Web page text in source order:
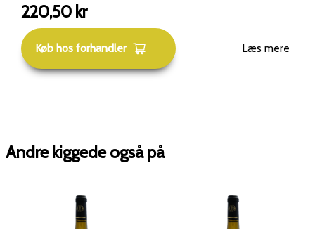
220,50 kr
Køb hos forhandler Læs mere
Andre kiggede også på